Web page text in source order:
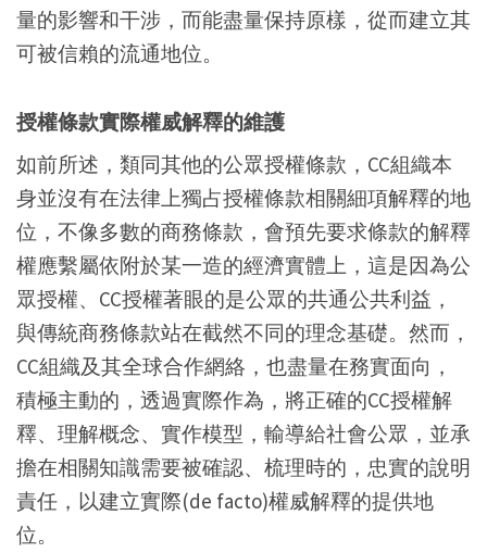
量的影響和干涉，而能盡量保持原樣，從而建立其
可被信賴的流通地位。
授權條款實際權威解釋的維護
如前所述，類同其他的公眾授權條款，CC組織本
身並沒有在法律上獨占授權條款相關細項解釋的地
位，不像多數的商務條款，會預先要求條款的解釋
權應繫屬依附於某一造的經濟實體上，這是因為公
眾授權、CC授權著眼的是公眾的共通公共利益，
與傳統商務條款站在截然不同的理念基礎。然而，
CC組織及其全球合作網絡，也盡量在務實面向，
積極主動的，透過實際作為，將正確的CC授權解
釋、理解概念、實作模型，輸導給社會公眾，並承
擔在相關知識需要被確認、梳理時的，忠實的說明
責任，以建立實際(de facto)權威解釋的提供地
位。